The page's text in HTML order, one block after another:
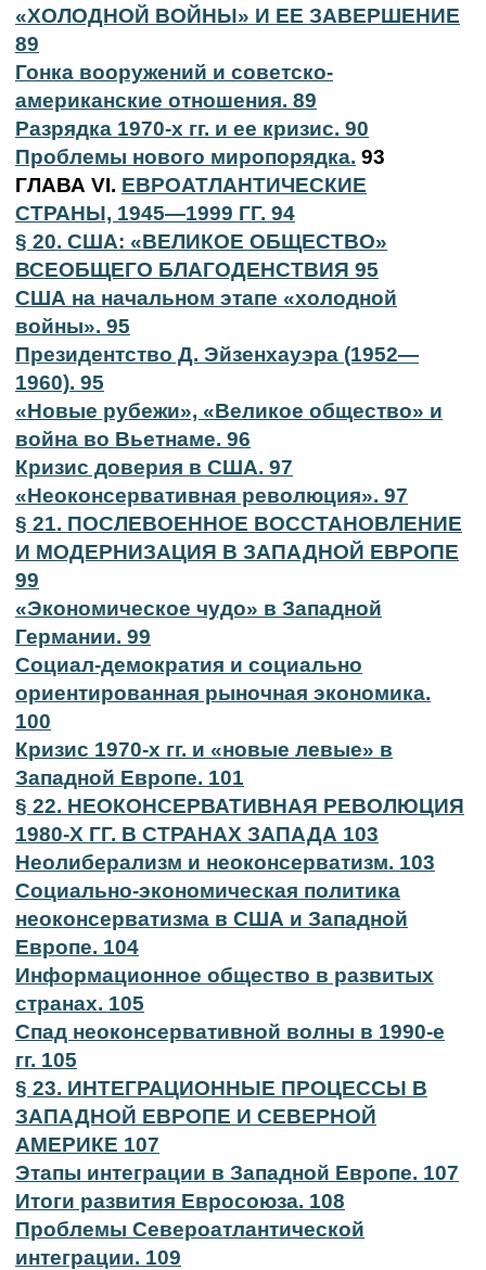
«ХОЛОДНОЙ ВОЙНЫ» И ЕЕ ЗАВЕРШЕНИЕ
89
Гонка вооружений и советско-
американские отношения. 89
Разрядка 1970-х гг. и ее кризис. 90
Проблемы нового миропорядка. 93
ГЛАВА VI. ЕВРОАТЛАНТИЧЕСКИЕ
СТРАНЫ, 1945—1999 ГГ. 94
§ 20. США: «ВЕЛИКОЕ ОБЩЕСТВО»
ВСЕОБЩЕГО БЛАГОДЕНСТВИЯ 95
США на начальном этапе «холодной
войны». 95
Президентство Д. Эйзенхауэра (1952—
1960). 95
«Новые рубежи», «Великое общество» и
война во Вьетнаме. 96
Кризис доверия в США. 97
«Неоконсервативная революция». 97
§ 21. ПОСЛЕВОЕННОЕ ВОССТАНОВЛЕНИЕ
И МОДЕРНИЗАЦИЯ В ЗАПАДНОЙ ЕВРОПЕ
99
«Экономическое чудо» в Западной
Германии. 99
Социал-демократия и социально
ориентированная рыночная экономика.
100
Кризис 1970-х гг. и «новые левые» в
Западной Европе. 101
§ 22. НЕОКОНСЕРВАТИВНАЯ РЕВОЛЮЦИЯ
1980-Х ГГ. В СТРАНАХ ЗАПАДА 103
Неолиберализм и неоконсерватизм. 103
Социально-экономическая политика
неоконсерватизма в США и Западной
Европе. 104
Информационное общество в развитых
странах. 105
Спад неоконсервативной волны в 1990-е
гг. 105
§ 23. ИНТЕГРАЦИОННЫЕ ПРОЦЕССЫ В
ЗАПАДНОЙ ЕВРОПЕ И СЕВЕРНОЙ
АМЕРИКЕ 107
Этапы интеграции в Западной Европе. 107
Итоги развития Евросоюза. 108
Проблемы Североатлантической
интеграции. 109